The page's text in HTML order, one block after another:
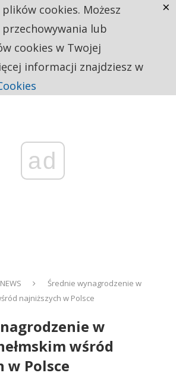
ad
NEWS
Średnie wynagrodzenie w
najniższych w Polsce
w
wśród
w Polsce
cookies. Możesz
lub
cookies w Twojej
informacji znajdziesz w
×